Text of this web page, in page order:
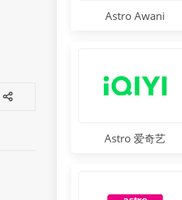
Astro Awani
Astro 爱奇艺